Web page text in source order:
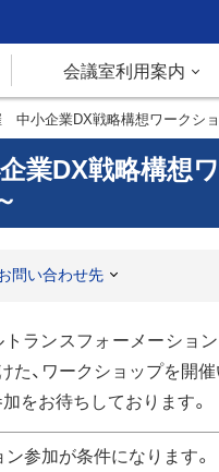
会議室利用案内
中小企業DX戦略構想ワークシ
業DX戦略構想
問い合わせ先
ランスフォーメーショ
、ワークショップを開催
をお待ちしております。
加が条件になります。